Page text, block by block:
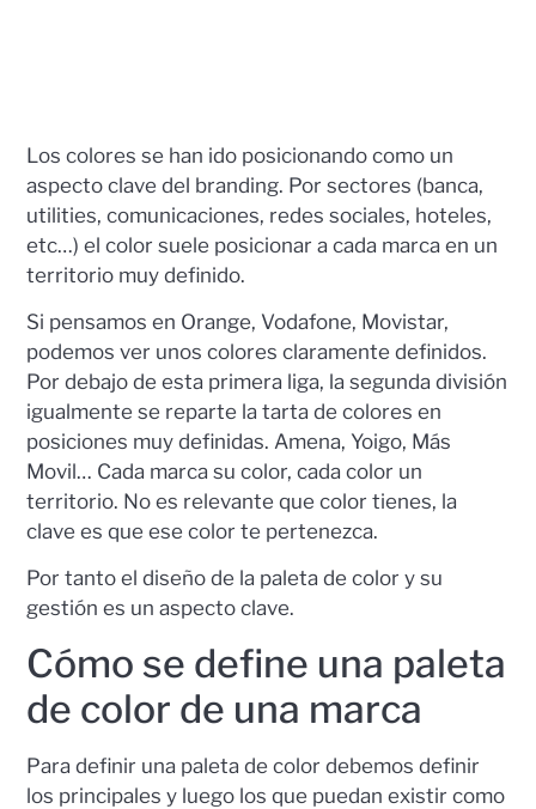
Los colores se han ido posicionando como un
aspecto clave del branding. Por sectores (banca,
utilities, comunicaciones, redes sociales, hoteles,
etc…) el color suele posicionar a cada marca en un
territorio muy definido.
Si pensamos en Orange, Vodafone, Movistar,
podemos ver unos colores claramente definidos.
Por debajo de esta primera liga, la segunda división
igualmente se reparte la tarta de colores en
posiciones muy definidas. Amena, Yoigo, Más
Movil… Cada marca su color, cada color un
territorio. No es relevante que color tienes, la
clave es que ese color te pertenezca.
Por tanto el diseño de la paleta de color y su
gestión es un aspecto clave.
Cómo se define una paleta
de color de una marca
Para definir una paleta de color debemos definir
los principales y luego los que puedan existir como